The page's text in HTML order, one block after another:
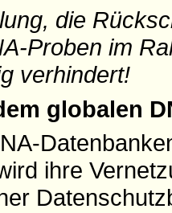
die
Proben im
verhindert!
globalen
ihre